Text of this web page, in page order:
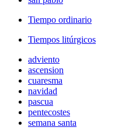
Tiempo ordinario
Tiempos litúrgicos
adviento
ascension
cuaresma
navidad
pascua
pentecostes
semana santa